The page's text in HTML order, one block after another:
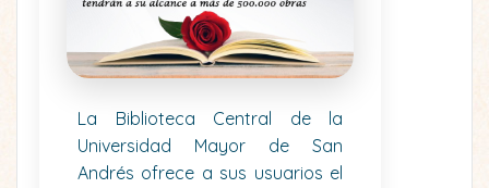
La Biblioteca Central de la
Universidad Mayor de San
Andrés ofrece a sus usuarios el